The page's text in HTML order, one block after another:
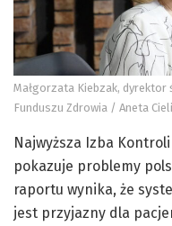
Małgorzata Kiebzak,
Funduszu Zdrowia / Aneta
Najwyższa Izba
pokazuje problemy
raportu wynika, że
jest przyjazny dla